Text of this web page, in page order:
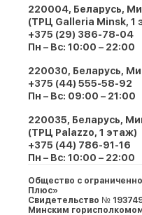
220004, Беларусь,
(ТРЦ Galleria Minsk, 1
+375 (29) 386-78-04
Пн – Вс: 10:00 – 22:00
220030, Беларусь,
+375 (44) 555-58-92
Пн – Вс: 09:00 – 21:00
220035, Беларусь,
(ТРЦ Palazzo, 1 этаж)
+375 (44) 786-91-16
Пн – Вс: 10:00 – 22:00
Общество с
Плюс»
Свидетельство №
Минским